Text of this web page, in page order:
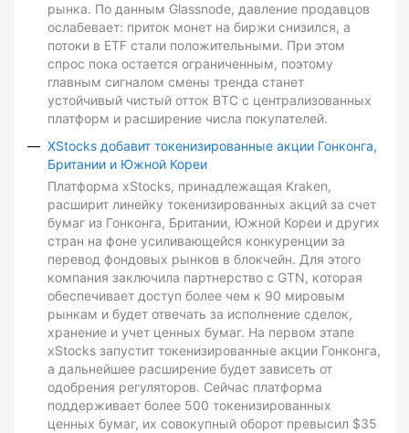
рынка. По данным Glassnode, давление продавцов
ослабевает: приток монет на биржи снизился, а
потоки в ETF стали положительными. При этом
спрос пока остается ограниченным, поэтому
главным сигналом смены тренда станет
устойчивый чистый отток BTC с централизованных
платформ и расширение числа покупателей.
XStocks добавит токенизированные акции Гонконга,
Британии и Южной Кореи
Платформа xStocks, принадлежащая Kraken,
расширит линейку токенизированных акций за счет
бумаг из Гонконга, Британии, Южной Кореи и других
стран на фоне усиливающейся конкуренции за
перевод фондовых рынков в блокчейн. Для этого
компания заключила партнерство с GTN, которая
обеспечивает доступ более чем к 90 мировым
рынкам и будет отвечать за исполнение сделок,
хранение и учет ценных бумаг. На первом этапе
xStocks запустит токенизированные акции Гонконга,
а дальнейшее расширение будет зависеть от
одобрения регуляторов. Сейчас платформа
поддерживает более 500 токенизированных
ценных бумаг, их совокупный оборот превысил $35